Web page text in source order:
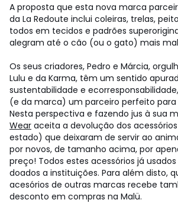
A proposta que esta nova marca
da La Redoute inclui coleiras, trelas,
todos em tecidos e padrões
alegram até o cão (ou o gato) mais
Os seus criadores, Pedro e Márcia,
Lulu e da Karma, têm um sentido
sustentabilidade e
(e da marca) um parceiro perfeito para
Nesta perspectiva e fazendo jus à sua
Wear aceita a devolução dos
estado) que deixaram de servir ao
por novos, de tamanho acima, por
preço! Todos estes acessórios já
doados a instituições. Para além disto,
acesórios de outras marcas recebe
desconto em compras na Malü.